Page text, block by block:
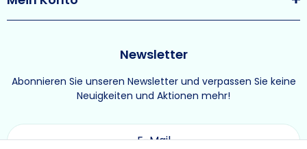
Newsletter
Abonnieren Sie unseren Newsletter und verpassen Sie keine
Neuigkeiten und Aktionen mehr!